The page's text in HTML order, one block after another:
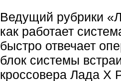
Ведущий рубрики
как работает
быстро отвечает
блок системы
кроссовера Лада Х